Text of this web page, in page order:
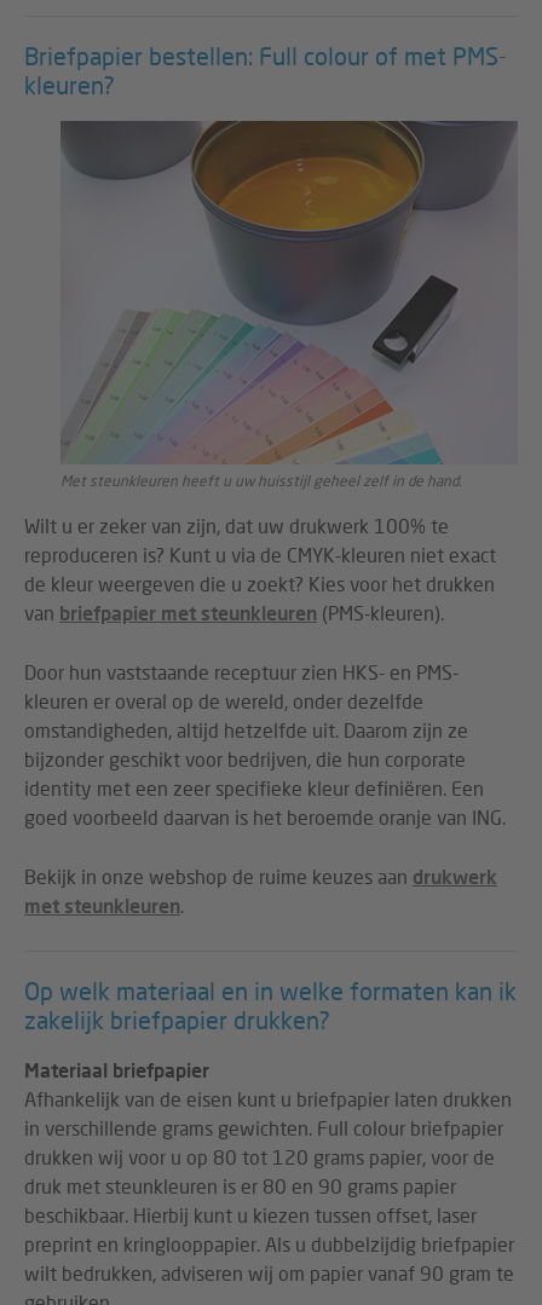
Briefpapier bestellen: Full colour of met PMS-
kleuren?
Met steunkleuren heeft u uw huisstijl geheel zelf in de hand.
Wilt u er zeker van zijn, dat uw drukwerk 100% te
reproduceren is? Kunt u via de CMYK-kleuren niet exact
de kleur weergeven die u zoekt? Kies voor het drukken
van briefpapier met steunkleuren (PMS-kleuren).
Door hun vaststaande receptuur zien HKS- en PMS-
kleuren er overal op de wereld, onder dezelfde
omstandigheden, altijd hetzelfde uit. Daarom zijn ze
bijzonder geschikt voor bedrijven, die hun corporate
identity met een zeer specifieke kleur definiëren. Een
goed voorbeeld daarvan is het beroemde oranje van ING.
Bekijk in onze webshop de ruime keuzes aan drukwerk
met steunkleuren.
Op welk materiaal en in welke formaten kan ik
zakelijk briefpapier drukken?
Materiaal briefpapier
Afhankelijk van de eisen kunt u briefpapier laten drukken
in verschillende grams gewichten. Full colour briefpapier
drukken wij voor u op 80 tot 120 grams papier, voor de
druk met steunkleuren is er 80 en 90 grams papier
beschikbaar. Hierbij kunt u kiezen tussen offset, laser
preprint en kringlooppapier. Als u dubbelzijdig briefpapier
wilt bedrukken, adviseren wij om papier vanaf 90 gram te